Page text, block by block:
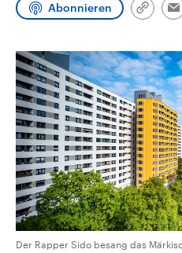
Abonnieren
Link
Der Rapper Sido besang das